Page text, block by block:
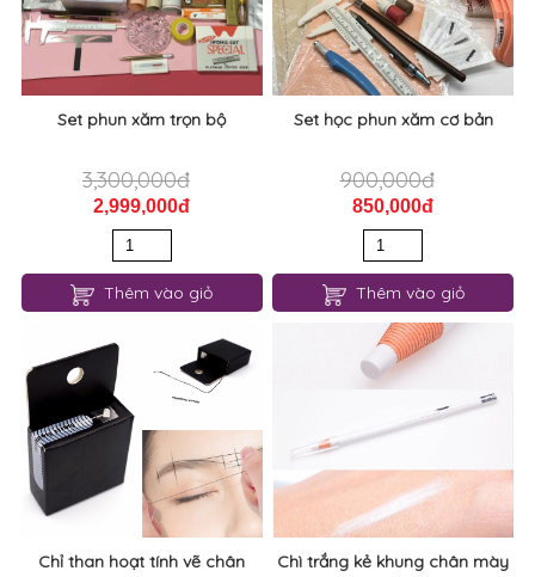
Set phun xăm trọn bộ
3,300,000đ
2,999,000đ
Thêm vào giỏ
Set học phun xăm cơ bản
900,000đ
850,000đ
Thêm vào giỏ
Chỉ than hoạt tính vẽ chân
Chì trắng kẻ khung chân mày